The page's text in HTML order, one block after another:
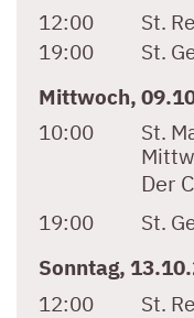
12:00
St.
19:00
St.
Mittwoch,
10:00
St.
Der
19:00 St.
Sonntag,
12:00
St.